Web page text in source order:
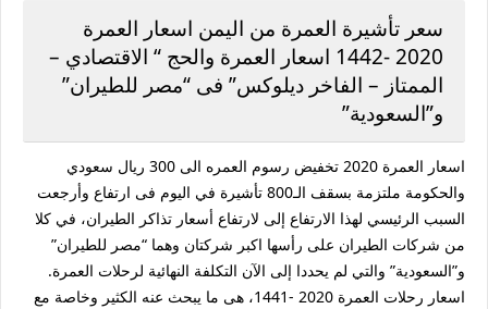
سعر تأشيرة العمرة من اليمن اسعار العمرة
2020 -1442 اسعار العمرة والحج “ الاقتصادي –
الممتاز – الفاخر ديلوكس” فى “مصر للطيران”
و”السعودية”
اسعار العمرة 2020 تخفيض رسوم العمره الى 300 ريال سعودي
والحكومة ملتزمة بسقف الـ800 تأشيرة في اليوم فى ارتفاع وأرجعت
السبب الرئيسي لهذا الارتفاع إلى لارتفاع أسعار تذاكر الطيران، في كلا
من شركات الطيران على رأسها اكبر شركتان وهما “مصر للطيران”
و”السعودية” والتي لم يحددا إلى الآن التكلفة النهائية لرحلات العمرة.
اسعار رحلات العمرة 2020 -1441، هى ما يبحث عنه الكثير وخاصة مع